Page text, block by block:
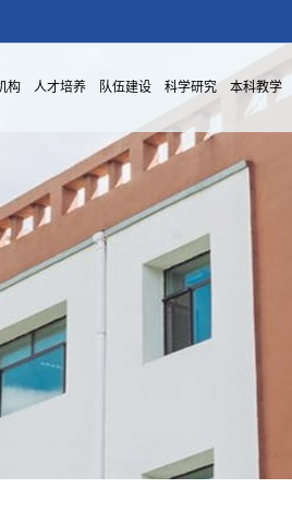
构 人才培养 队伍建设 科学研究 本科教学